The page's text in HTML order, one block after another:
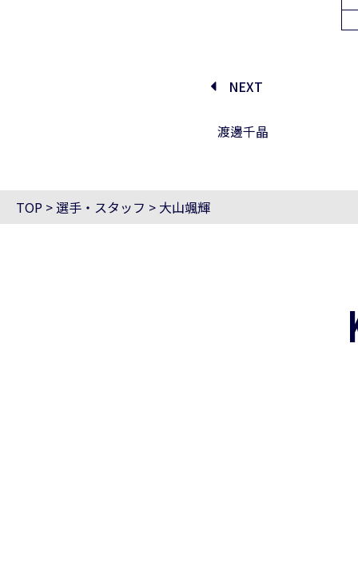
NEXT
渡邊千晶
TOP > 選手・スタッフ > 大山颯輝